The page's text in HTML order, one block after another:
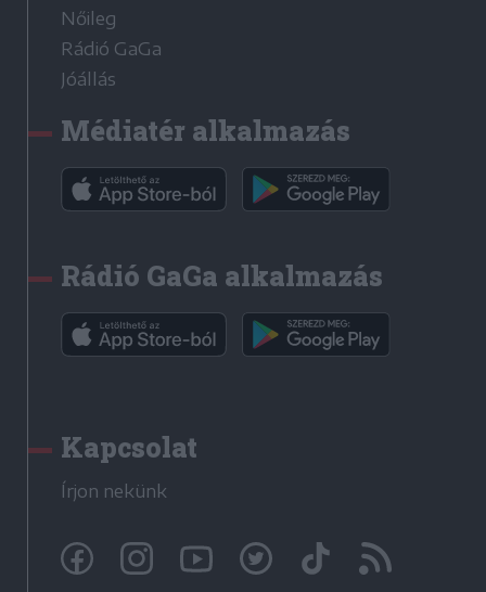
Nőileg
Rádió GaGa
Jóállás
Médiatér alkalmazás
Rádió GaGa alkalmazás
Kapcsolat
Írjon nekünk